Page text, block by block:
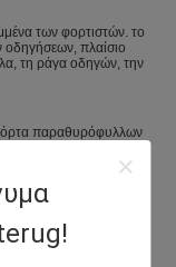
των φορτιστών. το
οδηγήσεων, πλαίσιο
τη ράγα οδηγών, την
παραθυρόφυλλων
αργιλίου
ενώνει στενά κ.λπ.